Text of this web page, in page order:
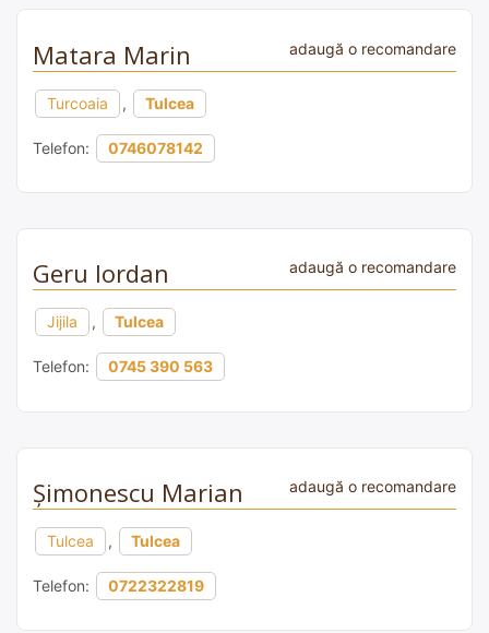
Matara Marin adaugă o recomandare
Turcoaia , Tulcea
Telefon: 0746078142
Geru Iordan adaugă o recomandare
Jijila , Tulcea
Telefon: 0745 390 563
Şimonescu Marian adaugă o recomandare
Tulcea , Tulcea
Telefon: 0722322819